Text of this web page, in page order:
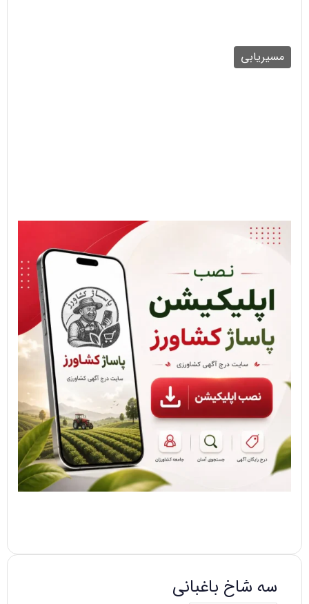
سه شاخ باغبانی
مسیریابی